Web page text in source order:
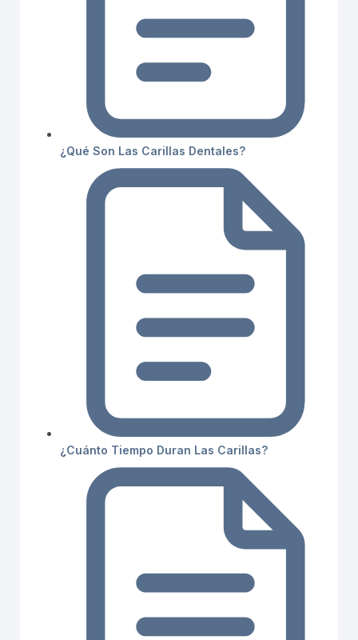
¿Qué Son Las Carillas Dentales?
¿Cuánto Tiempo Duran Las Carillas?